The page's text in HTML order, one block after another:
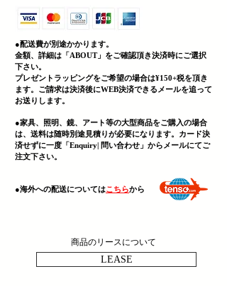
●配送費が別途かかります。
金額、詳細は「 ABOUT」をご確認頂き決済時にご選択
下さい。
プレゼントラッピングをご希望の場合は¥150+税を頂き
ます。ご請求は決済後にWEB決済できるメールを追って
お送りします。
●家具、照明、鏡、 アート等の大型商品をご購入の場合
は、送料は随時別途見積りが必要になります。カード決
済せずに一度「Enquiry| 問い合わせ」からメールにてご
注文下さい。
​●海外への配送についてはこちらから
商品のリースについて
LEASE